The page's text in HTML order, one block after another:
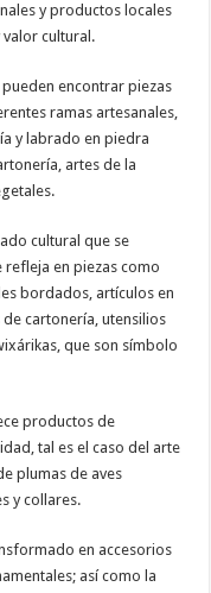
y productos locales
cultural.
pueden encontrar piezas
ramas artesanales,
y labrado en piedra
artes de la
cultural que se
refleja en piezas como
bordados, artículos en
cartonería, utensilios
que son símbolo
productos de
tal es el caso del arte
plumas de aves
y collares.
en accesorios
así como la